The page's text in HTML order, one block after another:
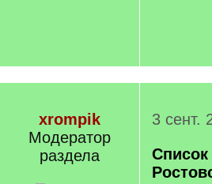
xrompik
Модератор
раздела
3 сент.